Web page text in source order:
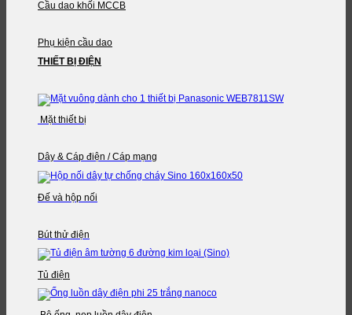
Cầu dao khối MCCB
Phụ kiện cầu dao
THIẾT BỊ ĐIỆN
Mặt thiết bị
Dây & Cáp điện / Cáp mạng
Đế và hộp nối
Bút thử điện
Tủ điện